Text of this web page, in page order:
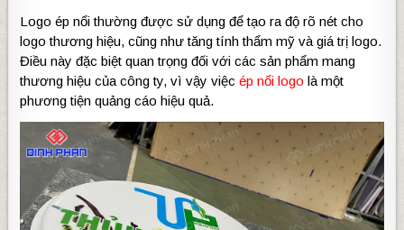
Logo ép nổi thường được sử dụng để tạo ra độ rõ nét cho
logo thương hiệu, cũng nhưtăng tính thẩm mỹ và giá trị logo.
Điều này đặc biệt quan trọng đối với các sản phẩm mang
thương hiệu của công ty, vì vậy việcép nổi logo là một
phương tiện quảng cáo hiệu quả.